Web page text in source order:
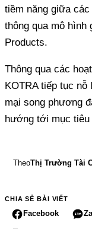
tiềm năng giữa
thông qua mô hình
Products.
Thông qua các
KOTRA tiếp tục
mại song phương
hướng tới mục tiêu
TheoThị Trường Tài
CHIA SẺ BÀI VIẾT
Facebook